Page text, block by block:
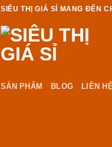
SIÊU THỊ GIÁ SỈ MANG ĐẾN
SẢN PHẨM BLOG LIÊN